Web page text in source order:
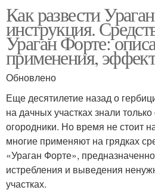
Как развести
инструкция.
Ураган Форте:
применения,
Обновлено
Еще десятилетие назад о
на дачных участках знали
огородники. Но время не стоит
многие применяют на грядках
«Ураган Форте»,
истребления и выведения
участках.